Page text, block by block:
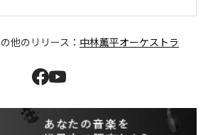
の他のリリース： 中林薫平オーケストラ